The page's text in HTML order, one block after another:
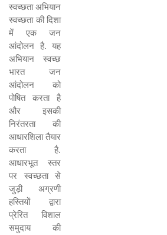
स्वच्छता अभियान
स्वच्छता की दिशा
में एक जन
आंदोलन है. यह
अभियान स्वच्छ
भारत जन
आंदोलन को
पोषित करता है
और इसकी
निरंतरता की
आधारशिला तैयार
करता है.
आधारभूत स्तर
पर स्वच्छता से
जुड़ी अग्रणी
हस्तियों द्वारा
प्रेरित विशाल
समुदाय की